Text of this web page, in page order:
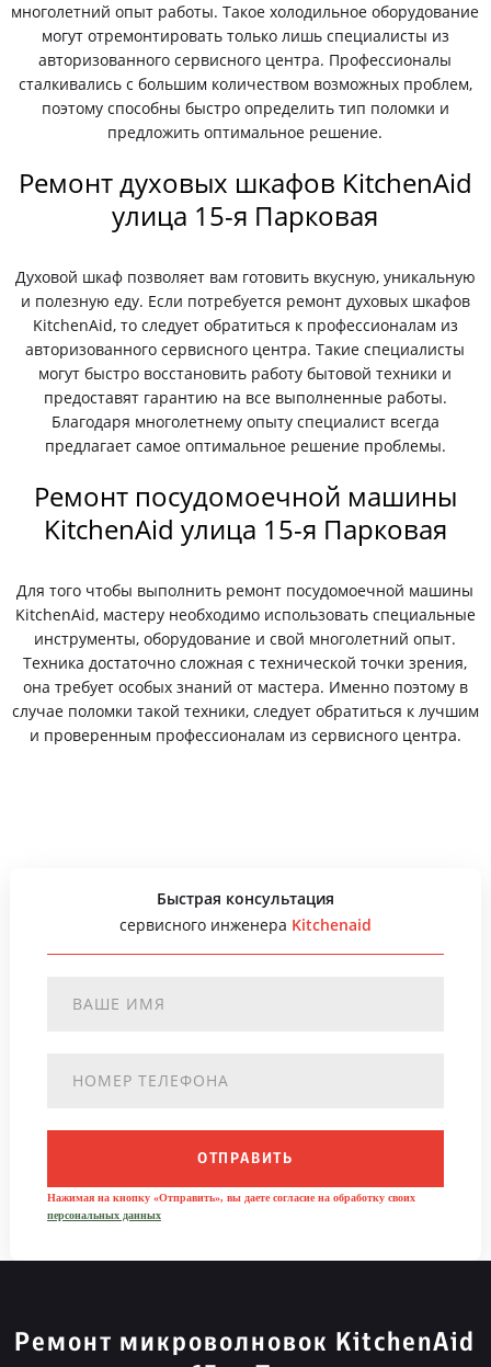
многолетний опыт работы. Такое холодильное оборудование
могут отремонтировать только лишь специалисты из
авторизованного сервисного центра. Профессионалы
сталкивались с большим количеством возможных проблем,
поэтому способны быстро определить тип поломки и
предложить оптимальное решение.
Ремонт духовых шкафов KitchenAid
улица 15-я Парковая
Духовой шкаф позволяет вам готовить вкусную, уникальную
и полезную еду. Если потребуется ремонт духовых шкафов
KitchenAid, то следует обратиться к профессионалам из
авторизованного сервисного центра. Такие специалисты
могут быстро восстановить работу бытовой техники и
предоставят гарантию на все выполненные работы.
Благодаря многолетнему опыту специалист всегда
предлагает самое оптимальное решение проблемы.
Ремонт посудомоечной машины
KitchenAid улица 15-я Парковая
Для того чтобы выполнить ремонт посудомоечной машины
KitchenAid, мастеру необходимо использовать специальные
инструменты, оборудование и свой многолетний опыт.
Техника достаточно сложная с технической точки зрения,
она требует особых знаний от мастера. Именно поэтому в
случае поломки такой техники, следует обратиться к лучшим
и проверенным профессионалам из сервисного центра.
Быстрая консультация
сервисного инженера Kitchenaid
ОТПРАВИТЬ
Нажимая на кнопку «Отправить», вы даете согласие на обработку своих
персональных данных
Ремонт микроволновок KitchenAid